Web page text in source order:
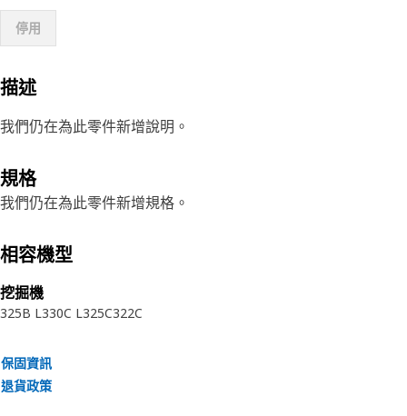
停用
描述
我們仍在為此零件新增說明。
規格
我們仍在為此零件新增規格。
相容機型
挖掘機
325B L330C L325C322C
保固資訊
退貨政策